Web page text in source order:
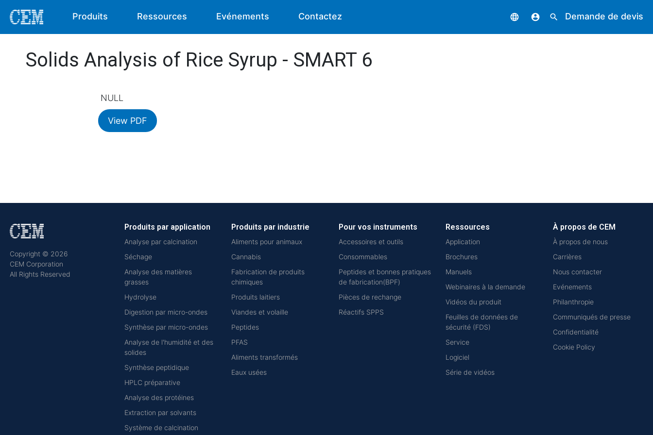
Produits Ressources Evénements Contactez language account_circle search Demande de devis
Solids Analysis of Rice Syrup - SMART 6
NULL
View PDF
Copyright © 2026
CEM Corporation
All Rights Reserved
Produits par application
Analyse par calcination
Séchage
Analyse des matières
grasses
Hydrolyse
Digestion par micro-ondes
Synthèse par micro-ondes
Analyse de l'humidité et des
solides
Synthèse peptidique
HPLC préparative
Analyse des protéines
Extraction par solvants
Système de calcination
Produits par industrie
Aliments pour animaux
Cannabis
Fabrication de produits
chimiques
Produits laitiers
Viandes et volaille
Peptides
PFAS
Aliments transformés
Eaux usées
Pour vos instruments
Accessoires et outils
Consommables
Peptides et bonnes pratiques
de fabrication(BPF)
Pièces de rechange
Réactifs SPPS
Ressources
Application
Brochures
Manuels
Webinaires à la demande
Vidéos du produit
Feuilles de données de
sécurité (FDS)
Service
Logiciel
Série de vidéos
À propos de CEM
À propos de nous
Carrières
Nous contacter
Evénements
Philanthropie
Communiqués de presse
Confidentialité
Cookie Policy